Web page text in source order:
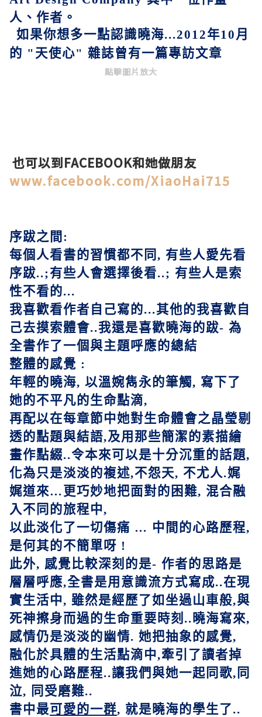
人、作者。
如果你想多一點認識曉海...2012年10月
的 " 天使心" 雜誌曾有一篇專訪文章
點擊圖片放大
也可以到FACEBOOK和她做朋友
www.facebook.com/XiaoHai715
序跋之間 :
每個人看書的習慣都不同 , 有些人愛先看
序跋..;有些人會選擇後看..; 有些人是索
性不看的...
我喜歡看作者自己寫的...其他的我喜歡自
己去摸索體會..我還是喜歡曉海的跋- 為
全書作了一個與主題呼應的總結
整體的感覺 :
年輕的曉海, 以溫婉雋永的筆觸, 寫下了
她的不平凡的生命點滴,
再配以在每章節中她對生命體會之晶瑩剔
透的點題與結語,及用那些簡潔的素描繪
畫作點綴..令本來可以是十分沉重的話題,
化為只是淡淡的複述,不怨天, 不尤人.娓
娓道來… 更巧妙地把面對的困難, 混合融
入不同的旅程中,
以此淡化了一切傷痛 … 中間的心路歷程,
是何其的不簡單呀 !
此外, 感覺比較深刻的是- 作者的思路是
層層呼應,全書是用意識流方式寫成..在現
實生活中, 雖然是經歷了如坐過山車般,與
死神擦身而過的生命重要時刻 .. 曉海寫來,
感情仍是淡淡的幽情. 她把抽象的感覺,
融化於具體的生活點滴中,牽引了讀者掉
進她的心路歷程..讓我們與她一起同歌, 同
泣, 同受磨難..
書中最可愛的一群, 就是曉海的學生了..